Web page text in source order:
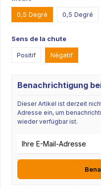
0,5 Degré 0,5 Degré
Sens de la chute
Positif Négatif
Benachrichtigung
Dieser Artikel ist derzeit
Adresse ein, um
wieder verfügbar ist.